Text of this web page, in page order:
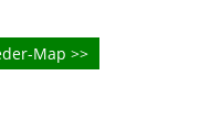
Map >>